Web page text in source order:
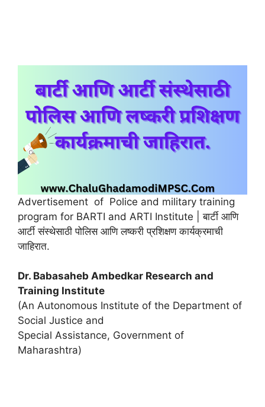
Advertisement of Police and military training
program for BARTI and ARTI Institute | बार्टी आणि
आर्टी संस्थेसाठी पोलिस आणि लष्करी प्रशिक्षण कार्यक्रमाची
जाहिरात.
Dr. Babasaheb Ambedkar Research and
Training Institute
(An Autonomous Institute of the Department of
Social Justice and
Special Assistance, Government of
Maharashtra)